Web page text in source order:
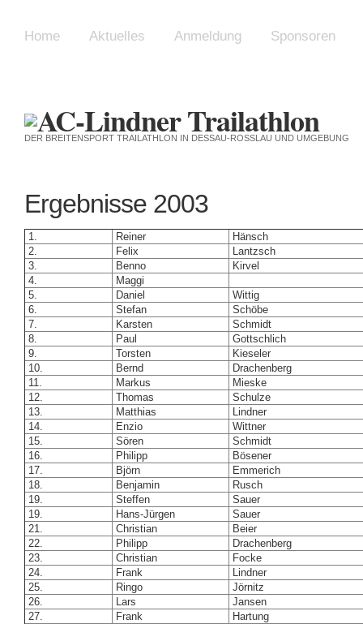
DER BREITENSPORT TRAILATHLON IN DESSAU-ROSSLAU UND UMGEBUNG
Home Aktuelles Anmeldung Sponsoren
Ergebnisse 2003
1. Reiner
Hänsch
2.
Felix
Lantzsch
3.
Benno
Kirvel
4.
Maggi
5.
Daniel
Wittig
6.
Stefan
Schöbe
7.
Karsten
Schmidt
8.
Paul
Gottschlich
9.
Torsten
Kieseler
10.
Bernd
Drachenberg
11.
Markus
Mieske
12.
Thomas
Schulze
13.
Matthias
Lindner
14.
Enzio
Wittner
15.
Sören
Schmidt
16.
Philipp
Bösener
17.
Björn
Emmerich
18.
Benjamin
Rusch
19.
Steffen
Sauer
19.
Hans-Jürgen
Sauer
21.
Christian
Beier
22.
Philipp
Drachenberg
23.
Christian
Focke
24.
Frank
Lindner
25.
Ringo
Jörnitz
26.
Lars
Jansen
27.
Frank
Hartung